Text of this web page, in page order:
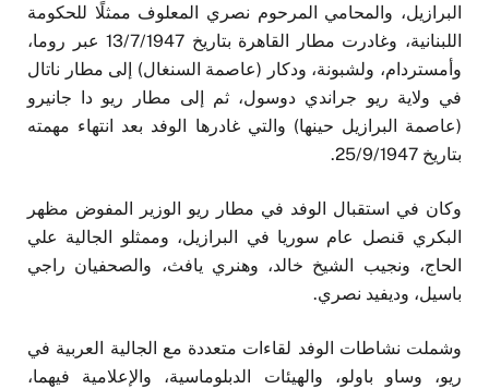
البرازيل، والمحامي المرحوم نصري المعلوف ممثلًا للحكومة
اللبنانية، وغادرت مطار القاهرة بتاريخ 13/7/1947 عبر روما،
وأمستردام، ولشبونة، ودكار (عاصمة السنغال) إلى مطار ناتال
في ولاية ريو جراندي دوسول، ثم إلى مطار ريو دا جانيرو
(عاصمة البرازيل حينها) والتي غادرها الوفد بعد انتهاء مهمته
بتاريخ 25/9/1947.
وكان في استقبال الوفد في مطار ريو الوزير المفوض مظهر
البكري قنصل عام سوريا في البرازيل، وممثلو الجالية علي
الحاج، ونجيب الشيخ خالد، وهنري يافث، والصحفيان راجي
باسيل، وديفيد نصري.
وشملت نشاطات الوفد لقاءات متعددة مع الجالية العربية في
ريو، وساو باولو، والهيئات الدبلوماسية، والإعلامية فيهما،